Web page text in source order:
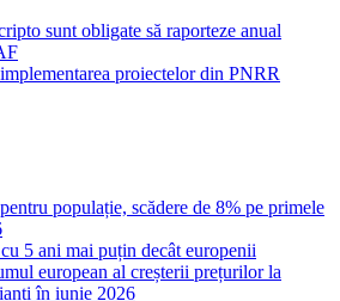
sunt obligate să raporteze anual
proiectelor din PNRR
populație, scădere de 8% pe primele
5 ani mai puțin decât europenii
european al creșterii prețurilor la
în iunie 2026